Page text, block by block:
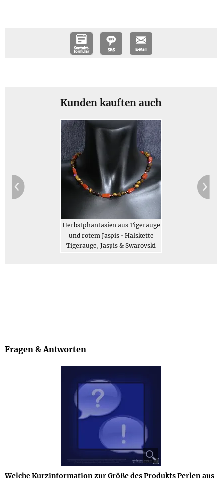
Geschenkschachtel mit Tufting-Zierband "Edelstein"
Größe und Gewicht
Gewicht: Gewicht des Schmucks 6 g, Gesamtgewicht des
Jetzt bestellen Beschreibung
Kunden kauften auch
Herbstphantasien aus Tigerauge
und rotem Jaspis • Halskette
Tigerauge, Jaspis & Swarovski
Fragen & Antworten
Welche Kurzinformation zur Größe des Produkts Perlen aus